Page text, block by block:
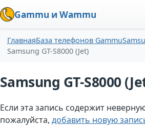
Gammu и Wammu
ГлавнаяБаза телефонов Gammu
Samsung GT-S8000 (Jet)
Samsung GT-S8000
Если эта запись содержит
пожалуйста, добавить новую